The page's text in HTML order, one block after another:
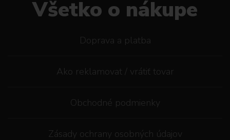
Všetko o nákupe
Doprava a platba
Ako reklamovat / vrátiť tovar
Obchodné podmienky
Zásady ochrany osobných údajov